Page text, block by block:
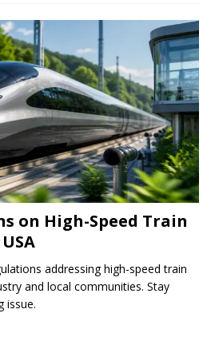
on High-Speed ​​Train
addressing high-speed train
and local communities. Stay
issue.